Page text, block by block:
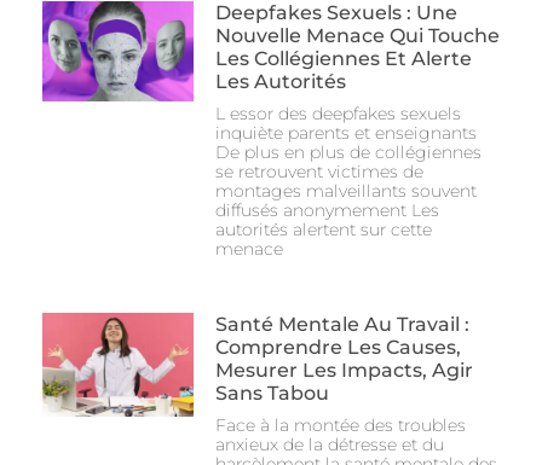
Deepfakes Sexuels : Une
Nouvelle Menace Qui Touche
Les Collégiennes Et Alerte
Les Autorités
L essor des deepfakes sexuels
inquiète parents et enseignants
De plus en plus de collégiennes
se retrouvent victimes de
montages malveillants souvent
diffusés anonymement Les
autorités alertent sur cette
menace
Santé Mentale Au Travail :
Comprendre Les Causes,
Mesurer Les Impacts, Agir
Sans Tabou
Face à la montée des troubles
anxieux de la détresse et du